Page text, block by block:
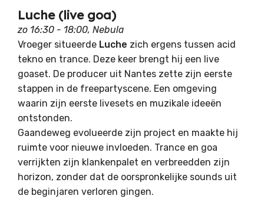
Luche (live goa)
zo 16:30 - 18:00, Nebula
Vroeger situeerde Luche zich ergens tussen acid
tekno en trance. Deze keer brengt hij een live
goaset. De producer uit Nantes zette zijn eerste
stappen in de freepartyscene. Een omgeving
waarin zijn eerste livesets en muzikale ideeën
ontstonden.
Gaandeweg evolueerde zijn project en maakte hij
ruimte voor nieuwe invloeden. Trance en goa
verrijkten zijn klankenpalet en verbreedden zijn
horizon, zonder dat de oorspronkelijke sounds uit
de beginjaren verloren gingen.